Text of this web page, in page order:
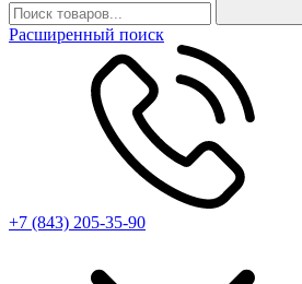
Расширенный поиск
+7 (843) 205-35-90